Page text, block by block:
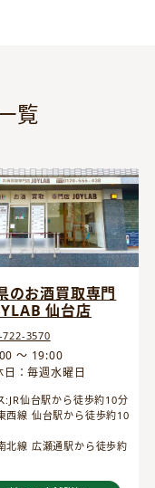
覧
のお酒買取専門
仙台店
722-3570
～ 19:00
日：毎週水曜日
:JR仙台駅から徒歩約10分
西線 仙台駅から徒歩約10
北線 広瀬通駅から徒歩約